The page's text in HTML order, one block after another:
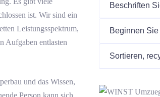
ist. Wir sind ein
Leistungsspektrum,
Aufgaben entlasten
und das Wissen,
Person kann sich
Beschriften
Beginnen
Sortieren,